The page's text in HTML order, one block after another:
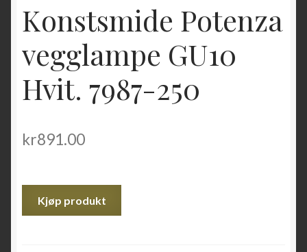
Konstsmide Potenza
vegglampe GU10
Hvit. 7987-250
kr891.00
Kjøp produkt